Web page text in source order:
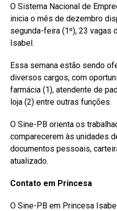
O Sistema Nacional de
inicia o mês de dezembro
segunda-feira (1º), 23 vagas
Isabel.
Essa semana estão sendo
diversos cargos, com
farmácia (1), atendente de
loja (2) entre outras funções.
O Sine-PB orienta os
comparecerem às unidades
documentos pessoais,
atualizado.
Contato em Princesa
O Sine-PB em Princesa